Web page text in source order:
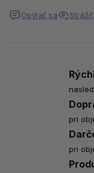
Opýtať sa Strážiť
pri
pri